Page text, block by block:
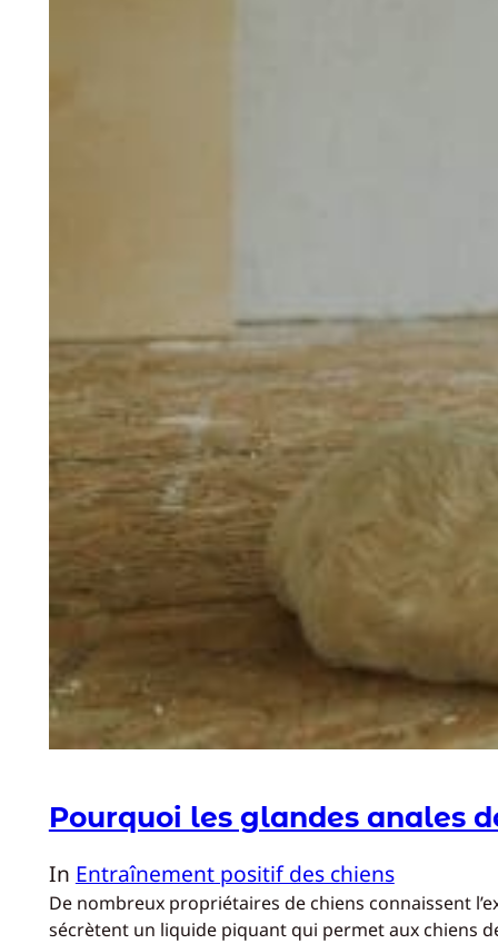
Pourquoi les glandes anales
In Entraînement positif des chiens
De nombreux propriétaires de chiens connaissent
sécrètent un liquide piquant qui permet aux chiens